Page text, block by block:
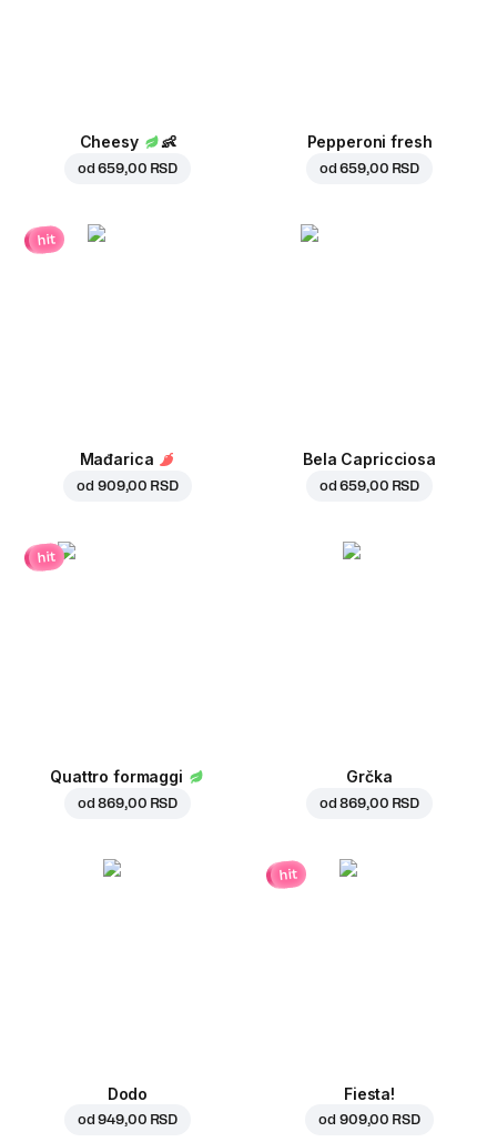
Cheesy 👶
od659,00 RSD
Pepperoni fresh
od659,00 RSD
hit
Mađarica
od 909,00 RSD
Bela Capricciosa
od659,00 RSD
hit
Quattro formaggi
od869,00 RSD
Grčka
od869,00 RSD
Dodo
od949,00 RSD
hit
Fiesta!
od 909,00 RSD